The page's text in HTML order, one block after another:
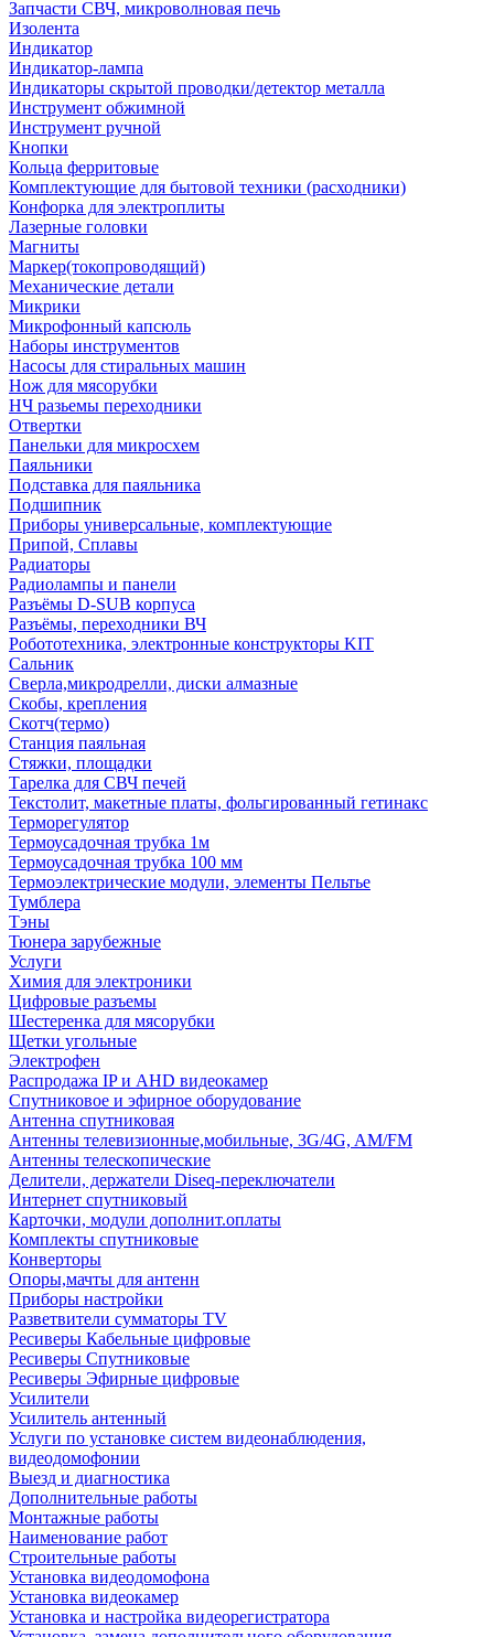
Запчасти СВЧ, микроволновая печь
Изолента
Индикатор
Индикатор-лампа
Индикаторы скрытой проводки/детектор металла
Инструмент обжимной
Инструмент ручной
Кнопки
Кольца ферритовые
Комплектующие для бытовой техники (расходники)
Конфорка для электроплиты
Лазерные головки
Магниты
Маркер(токопроводящий)
Механические детали
Микрики
Микрофонный капсюль
Наборы инструментов
Насосы для стиральных машин
Нож для мясорубки
НЧ разьемы переходники
Отвертки
Панельки для микросхем
Паяльники
Подставка для паяльника
Подшипник
Приборы универсальные, комплектующие
Припой, Сплавы
Радиаторы
Радиолампы и панели
Разъёмы D-SUB корпуса
Разъёмы, переходники ВЧ
Робототехника, электронные конструкторы KIT
Сальник
Сверла,микродрелли, диски алмазные
Скобы, крепления
Скотч(термо)
Станция паяльная
Стяжки, площадки
Тарелка для СВЧ печей
Текстолит, макетные платы, фольгированный гетинакс
Терморегулятор
Термоусадочная трубка 1м
Термоусадочная трубка 100 мм
Термоэлектрические модули, элементы Пельтье
Тумблера
Тэны
Тюнера зарубежные
Услуги
Химия для электроники
Цифровые разъемы
Шестеренка для мясорубки
Щетки угольные
Электрофен
Распродажа IP и AHD видеокамер
Спутниковое и эфирное оборудование
Антенна спутниковая
Антенны телевизионные,мобильные, 3G/4G, AM/FM
Антенны телескопические
Делители, держатели Diseq-переключатели
Интернет спутниковый
Карточки, модули дополнит.оплаты
Комплекты спутниковые
Конверторы
Опоры,мачты для антенн
Приборы настройки
Разветвители сумматоры TV
Ресиверы Кабельные цифровые
Ресиверы Спутниковые
Ресиверы Эфирные цифровые
Усилители
Усилитель антенный
Услуги по установке систем видеонаблюдения,
видеодомофонии
Выезд и диагностика
Дополнительные работы
Монтажные работы
Наименование работ
Строительные работы
Установка видеодомофона
Установка видеокамер
Установка и настройка видеорегистратора